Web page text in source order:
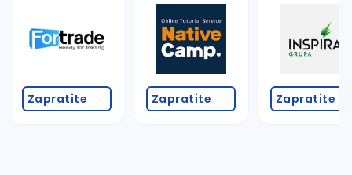
Zapratite Zapratite Zapratite